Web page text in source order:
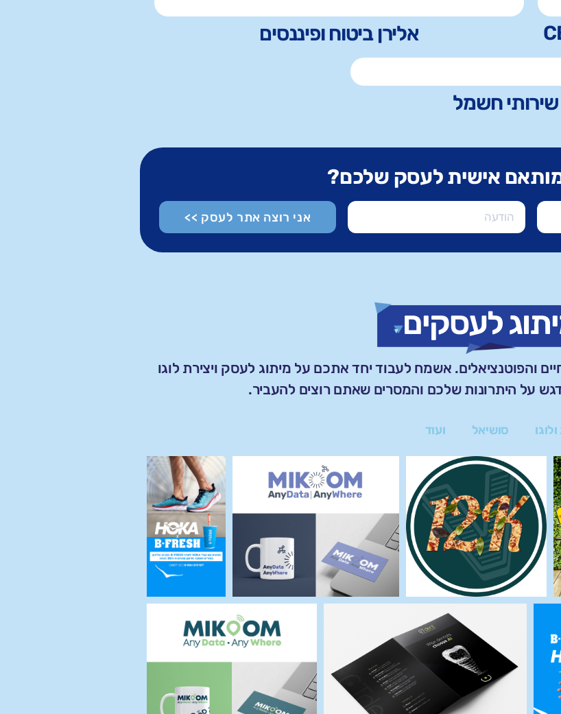
אלירן ביטוח ופיננסים
חשמל
אישית לעסק שלכם?
אני רוצה אתר לעסק >>
לעסקים
והפוטנציאלים. אשמח לעבוד יחד אתכם על מיתוג לעסק ויצירת לוגו
על היתרונות שלכם והמסרים שאתם רוצים להעביר.
סושיאל ועוד